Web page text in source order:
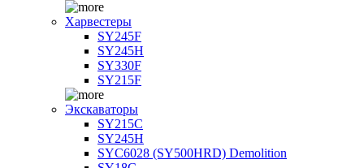
Харвестеры
SY245F
SY245H
SY330F
SY215F
Экскаваторы
SY215C
SY245H
SYC6028 (SY500HRD) Demolition